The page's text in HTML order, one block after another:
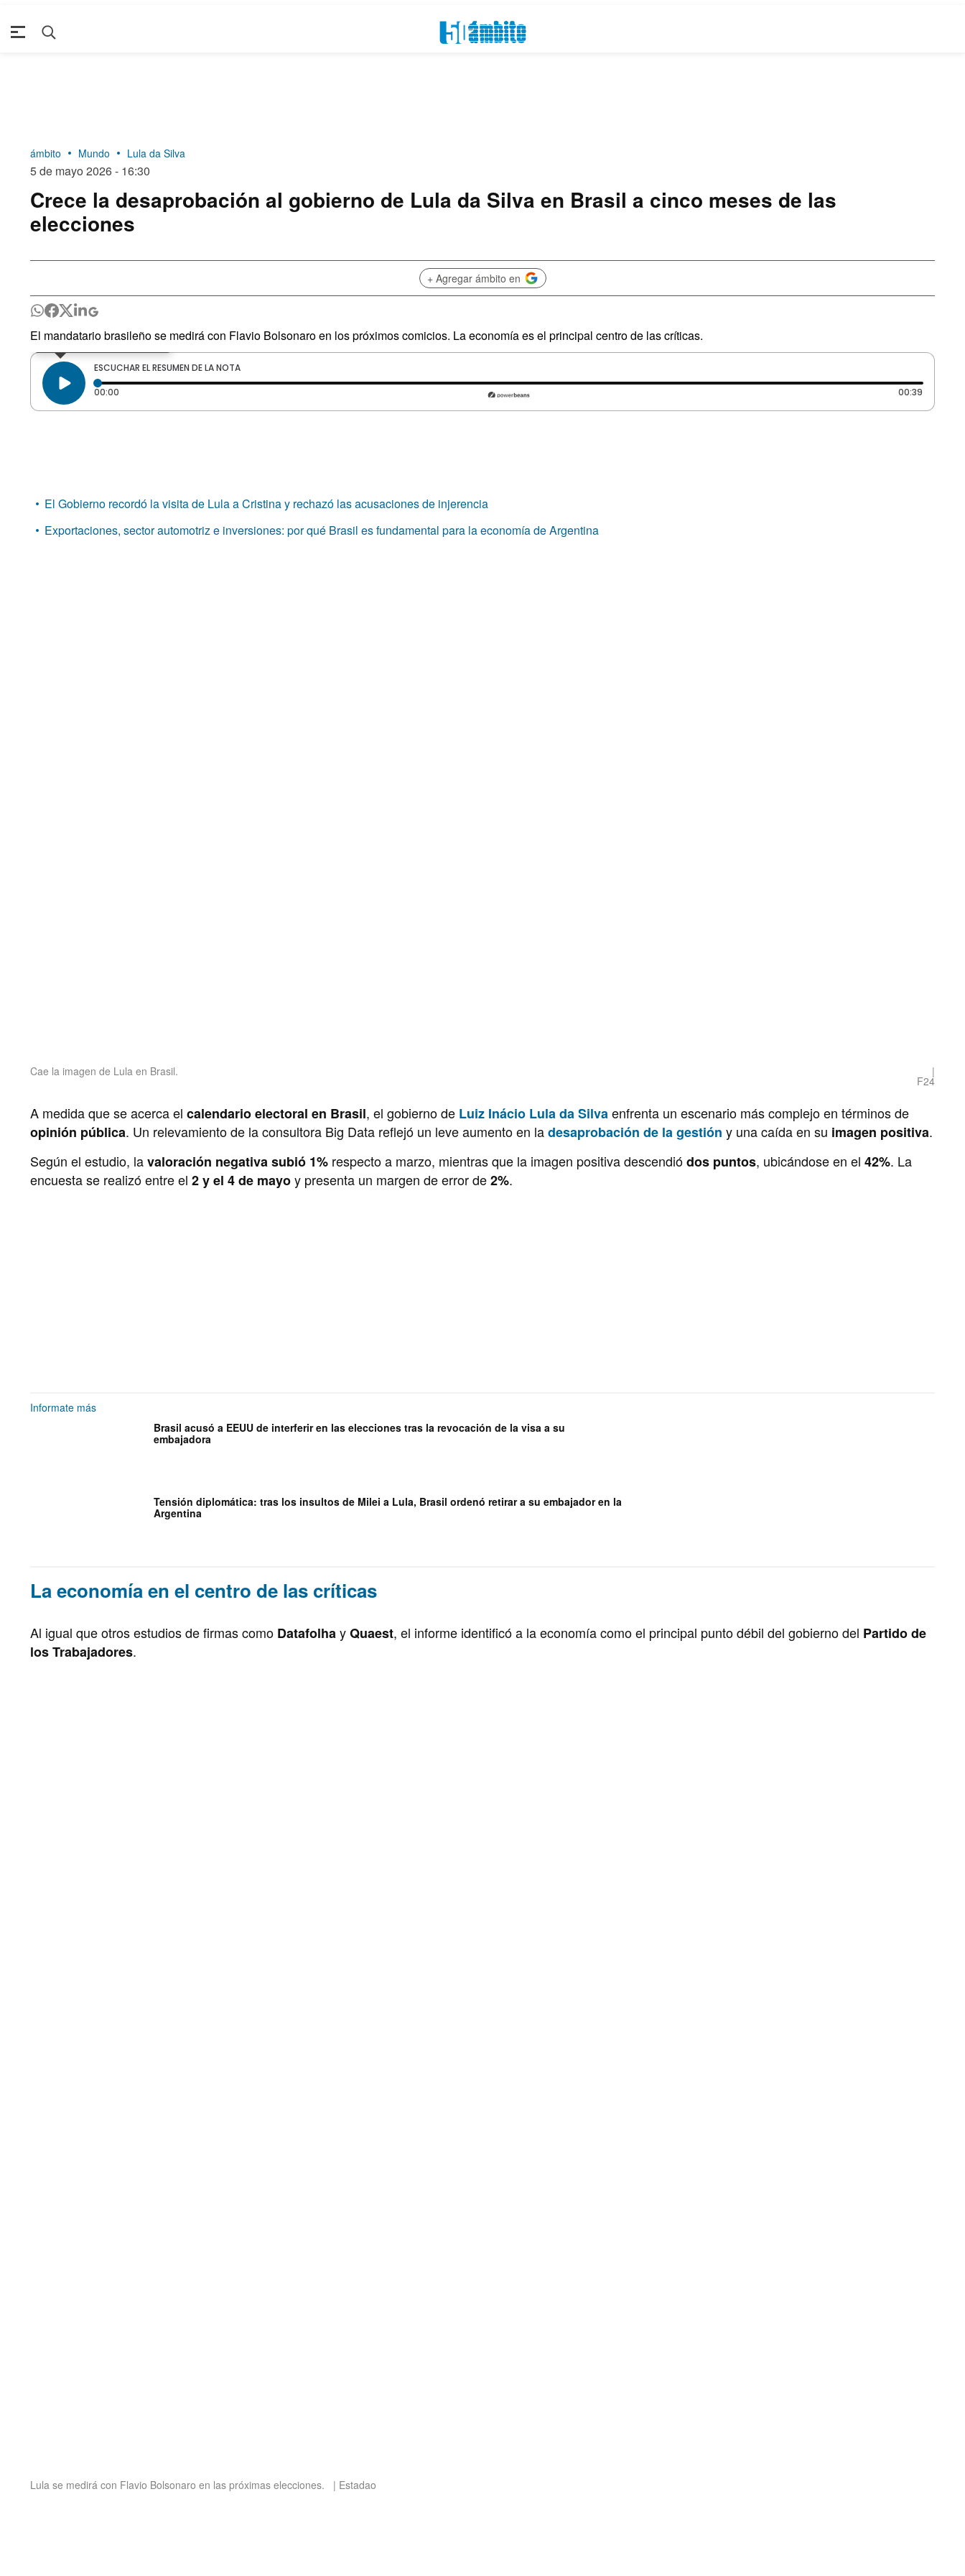
ámbito Mundo Lula da Silva
5 de mayo 2026 - 16:30
Crece la desaprobación al gobierno de Lula da Silva en Brasil a cinco meses de las
elecciones
+ Agregar ámbito en
El mandatario brasileño se medirá con Flavio Bolsonaro en los próximos comicios. La economía es el principal centro de las críticas.
El Gobierno recordó la visita de Lula a Cristina y rechazó las acusaciones de injerencia
Exportaciones, sector automotriz e inversiones: por qué Brasil es fundamental para la economía de Argentina
Cae la imagen de Lula en Brasil.
F24
A medida que se acerca el calendario electoral en Brasil, el gobierno de Luiz Inácio Lula da Silvaenfrenta un escenario más complejo en términos de
opinión pública. Un relevamiento de la consultora Big Data reflejó un leve aumento en ladesaprobación de la gestión y una caída en su imagen positiva.
Según el estudio, lavaloración negativa subió 1% respecto a marzo, mientras que la imagen positiva descendiódos puntos, ubicándose en el 42%. La
encuesta se realizó entre el 2 y el 4 de mayoy presenta un margen de error de2%.
Informate más
Brasil acusó a EEUU de interferir en las elecciones tras la revocación de la visa a su
embajadora
Tensión diplomática: tras los insultos de Milei a Lula, Brasil ordenó retirar a su embajador en la
Argentina
La economía en el centro de las críticas
Al igual que otros estudios de firmas como DatafolhayQuaest, el informe identificó a la economía como el principal punto débil del gobierno del Partido de
los Trabajadores.
Lula se medirá con Flavio Bolsonaro en las próximas elecciones. Estadao